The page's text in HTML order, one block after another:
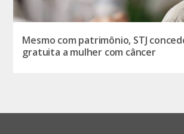
Mesmo com patrimônio, STJ
gratuita a mulher com câncer